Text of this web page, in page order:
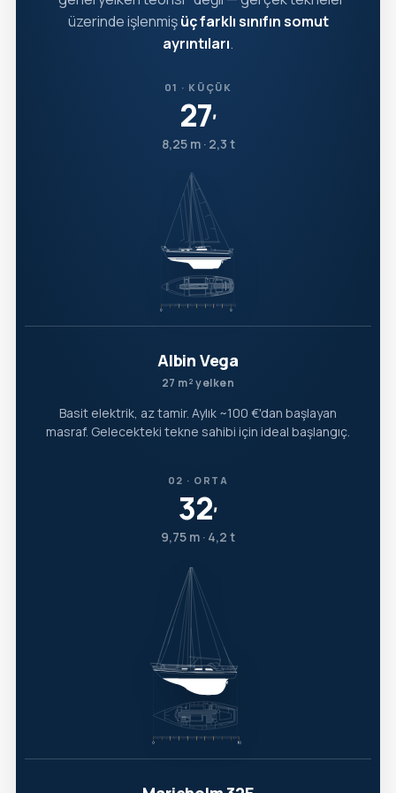
üzerinde işlenmişüç farklı sınıfın somut
ayrıntıları.
01 · KÜÇÜK
27′
8,25 m · 2,3 t
Albin Vega
27 m² yelken
Basit elektrik, az tamir. Aylık ~100 €'dan başlayan
masraf. Gelecekteki tekne sahibi için ideal başlangıç.
02 · ORTA
32′
9,75 m · 4,2 t